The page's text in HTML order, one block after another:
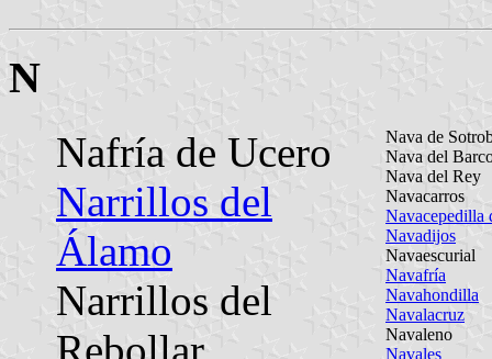
N
Nafría de Ucero
Narrillos del
Álamo
Narrillos del
Rebollar
Nava de
Nava del
Nava del Rey
Navacarros
Navacepedilla
Navadijos
Navaescurial
Navafría
Navahondilla
Navalacruz
Navaleno
Navales